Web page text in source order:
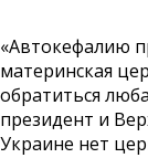
«Автокефалию
материнская
обратиться
президент и
Украине нет